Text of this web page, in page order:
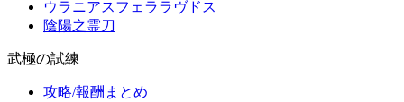
ウラニアスフェララヴドス
陰陽之霊刀
武極の試練
攻略/報酬まとめ